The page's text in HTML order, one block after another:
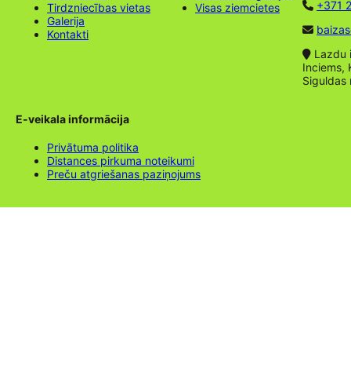
Tirdzniecības vietas
Galerija
Kontakti
Visas ziemcietes
+371
Lazdu
Inciems,
Siguldas
E-veikala informācija
Privātuma politika
Distances pirkuma noteikumi
Preču atgriešanas paziņojums